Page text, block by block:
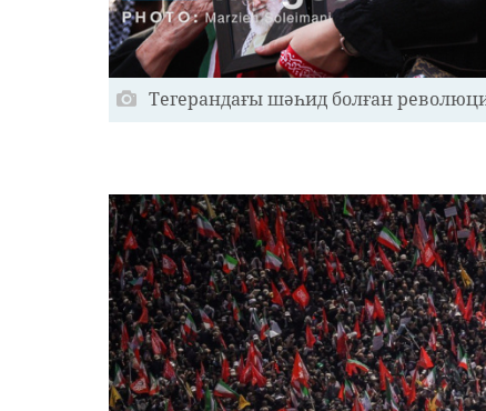
Тегерандағы шәһид болған